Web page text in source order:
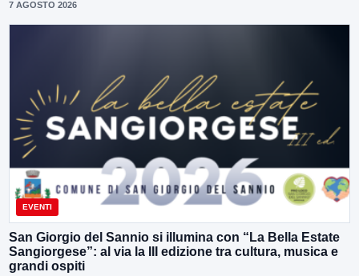
7 AGOSTO 2026
EVENTI
San Giorgio del Sannio si illumina con “La Bella Estate
Sangiorgese”: al via la III edizione tra cultura, musica e
grandi ospiti